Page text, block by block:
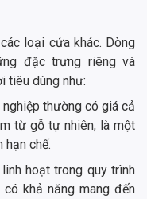
loại cửa khác. Dòng
đặc trưng riêng và
tiêu dùng như:
thường có giá cả
từ gỗ tự nhiên, là một
hạn chế.
hoạt trong quy trình
khả năng mang đến